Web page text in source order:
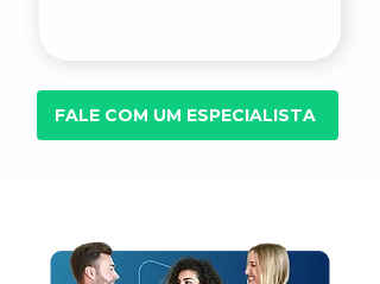
FALE COM UM ESPECIALISTA